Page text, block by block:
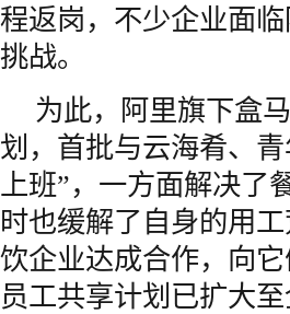
程返岗，不少企业面
挑战。
为此，阿里旗下盒
划，首批与云海肴、
上班”，一方面解决了
时也缓解了自身的用
饮企业达成合作，向
员工共享计划已扩大